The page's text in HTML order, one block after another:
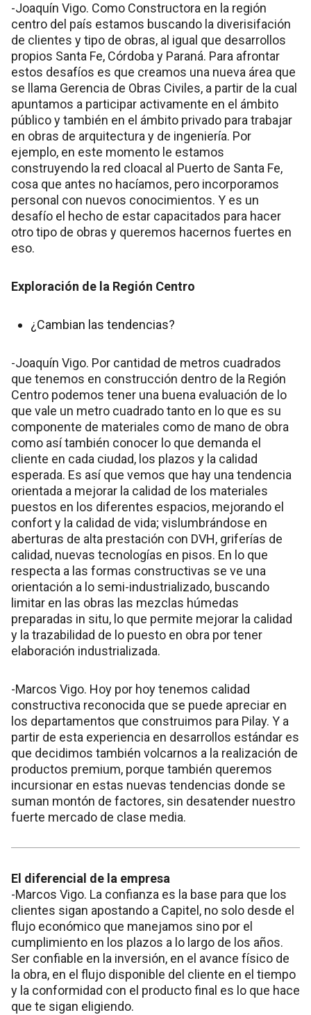
-Joaquín Vigo. Como Constructora en la región
centro del país estamos buscando la diverisifación
de clientes y tipo de obras, al igual que desarrollos
propios Santa Fe, Córdoba y Paraná. Para afrontar
estos desafíos es que creamos una nueva área que
se llama Gerencia de Obras Civiles, a partir de la cual
apuntamos a participar activamente en el ámbito
público y también en el ámbito privado para trabajar
en obras de arquitectura y de ingeniería. Por
ejemplo, en este momento le estamos
construyendo la red cloacal al Puerto de Santa Fe,
cosa que antes no hacíamos, pero incorporamos
personal con nuevos conocimientos. Y es un
desafío el hecho de estar capacitados para hacer
otro tipo de obras y queremos hacernos fuertes en
eso.
Exploración de la Región Centro
¿Cambian las tendencias?
-Joaquín Vigo. Por cantidad de metros cuadrados
que tenemos en construcción dentro de la Región
Centro podemos tener una buena evaluación de lo
que vale un metro cuadrado tanto en lo que es su
componente de materiales como de mano de obra
como así también conocer lo que demanda el
cliente en cada ciudad, los plazos y la calidad
esperada. Es así que vemos que hay una tendencia
orientada a mejorar la calidad de los materiales
puestos en los diferentes espacios, mejorando el
confort y la calidad de vida; vislumbrándose en
aberturas de alta prestación con DVH, griferías de
calidad, nuevas tecnologías en pisos. En lo que
respecta a las formas constructivas se ve una
orientación a lo semi-industrializado, buscando
limitar en las obras las mezclas húmedas
preparadas in situ, lo que permite mejorar la calidad
y la trazabilidad de lo puesto en obra por tener
elaboración industrializada.
-Marcos Vigo. Hoy por hoy tenemos calidad
constructiva reconocida que se puede apreciar en
los departamentos que construimos para Pilay. Y a
partir de esta experiencia en desarrollos estándar es
que decidimos también volcarnos a la realización de
productos premium, porque también queremos
incursionar en estas nuevas tendencias donde se
suman montón de factores, sin desatender nuestro
fuerte mercado de clase media.
El diferencial de la empresa
-Marcos Vigo. La confianza es la base para que los
clientes sigan apostando a Capitel, no solo desde el
flujo económico que manejamos sino por el
cumplimiento en los plazos a lo largo de los años.
Ser confiable en la inversión, en el avance físico de
la obra, en el flujo disponible del cliente en el tiempo
y la conformidad con el producto final es lo que hace
que te sigan eligiendo.